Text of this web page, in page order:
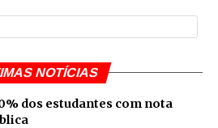
NOTÍCIAS
dos estudantes com nota